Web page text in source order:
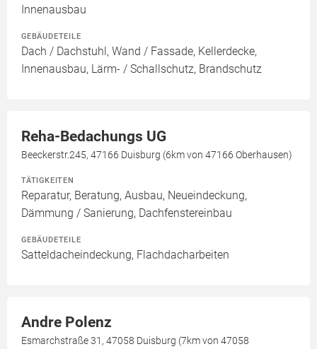
Innenausbau
GEBÄUDETEILE
Dach / Dachstuhl, Wand / Fassade, Kellerdecke,
Innenausbau, Lärm- / Schallschutz, Brandschutz
Reha-Bedachungs UG
Beeckerstr.245, 47166 Duisburg (6km von 47166 Oberhausen)
TÄTIGKEITEN
Reparatur, Beratung, Ausbau, Neueindeckung,
Dämmung / Sanierung, Dachfenstereinbau
GEBÄUDETEILE
Satteldacheindeckung, Flachdacharbeiten
Andre Polenz
Esmarchstraße 31, 47058 Duisburg (7km von 47058